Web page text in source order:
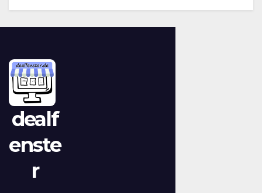
dealf
enste
r